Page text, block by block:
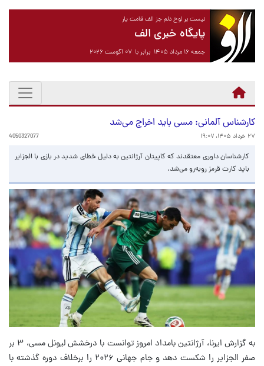
نیست بر لوح دلم جز الف قامت یار
پایگاه خبری الف
جمعه ۱۶ مرداد ۱۴۰۵ برابر با ۰۷ آگوست ۲۰۲۶
کارشناس آلمانی: مسی باید اخراج می‌شد
۲۷ خرداد ۱۴۰۵، ۱۹:۰۷ 4050327077
کارشناسان داوری معتقدند که کاپیتان آرژانتین به دلیل خطای شدید در بازی با الجزایر
باید کارت قرمز روبه‌رو می‌شد.
به گزارش ایرنا، آرژانتین بامداد امروز توانست با درخشش لیونل مسی، ۳ بر
صفر الجزایر را شکست دهد و جام جهانی ۲۰۲۶ را برخلاف دوره گذشته با